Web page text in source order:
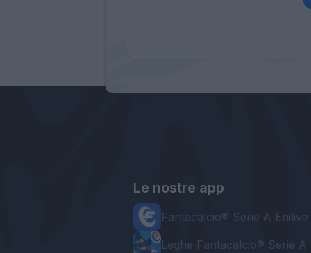
Le nostre app
Fantacalcio® Serie A Enilive
Leghe Fantacalcio® Serie A